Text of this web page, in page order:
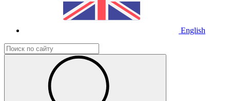
English